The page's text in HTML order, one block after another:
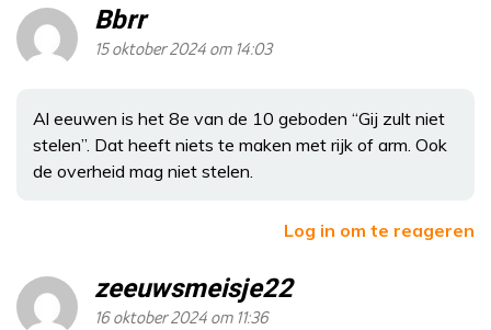
Bbrr
15 oktober 2024 om 14:03
Al eeuwen is het 8e van de 10 geboden “Gij zult niet
stelen”. Dat heeft niets te maken met rijk of arm. Ook
de overheid mag niet stelen.
Log in om te reageren
zeeuwsmeisje22
16 oktober 2024 om 11:36